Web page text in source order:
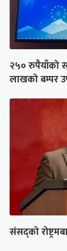
२५० रुपैयाँको
लाखको बम्पर
संसद्को